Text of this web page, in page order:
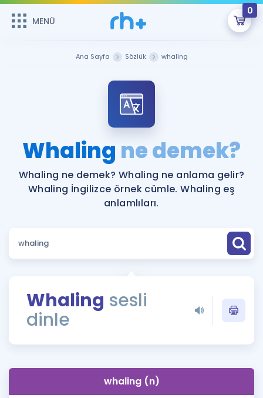
MENÜ
0
Şifremi Hatırlamıyorum
ÜYE DEĞİLİM
Sepetin Şu An Boş.
Remzi Hoca ile seni sınava hazırlayacak onlarca eğitim seni
bekliyor!
MENÜ
Katılımcı Görüşleri
Faydalı Araçlar
Sözlük
Rehberlik Aracı
ÖSYM Sınav Takvimi
Hakkımızda
Ana Sayfa Sözlük whaling
Whaling ne demek?
Whaling ne demek? Whaling ne anlama gelir?
Whaling İngilizce örnek cümle. Whaling eş
anlamlıları.
Whaling sesli
dinle
whaling (n)